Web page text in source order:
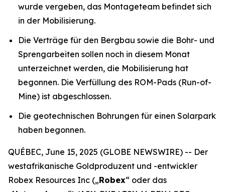
wurde vergeben, das Montageteam befindet sich
in der Mobilisierung.
Die Verträge für den Bergbau sowie die Bohr- und
Sprengarbeiten sollen noch in diesem Monat
unterzeichnet werden, die Mobilisierung hat
begonnen. Die Verfüllung des ROM-Pads (Run-of-
Mine) ist abgeschlossen.
Die geotechnischen Bohrungen für einen Solarpark
haben begonnen.
QUÉBEC, June 15, 2025 (GLOBE NEWSWIRE) -- Der
westafrikanische Goldproduzent und -entwickler
Robex Resources Inc („Robex“ oder das